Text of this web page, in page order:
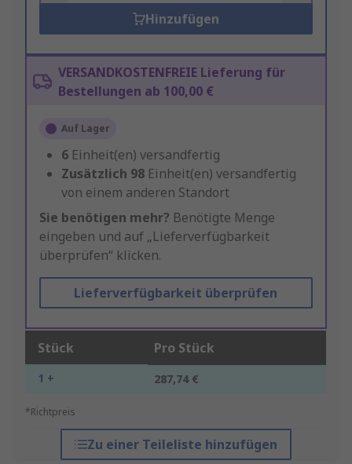
Hinzufügen
VERSANDKOSTENFREIE Lieferung für
Bestellungen ab 100,00 €
Auf Lager
6 Einheit(en) versandfertig
Zusätzlich 98 Einheit(en) versandfertig
von einem anderen Standort
Sie benötigen mehr? Benötigte Menge
eingeben und auf „Lieferverfügbarkeit
überprüfen“ klicken.
Lieferverfügbarkeit überprüfen
Stück Pro Stück
1 + 287,74 €
*Richtpreis
Zu einer Teileliste hinzufügen